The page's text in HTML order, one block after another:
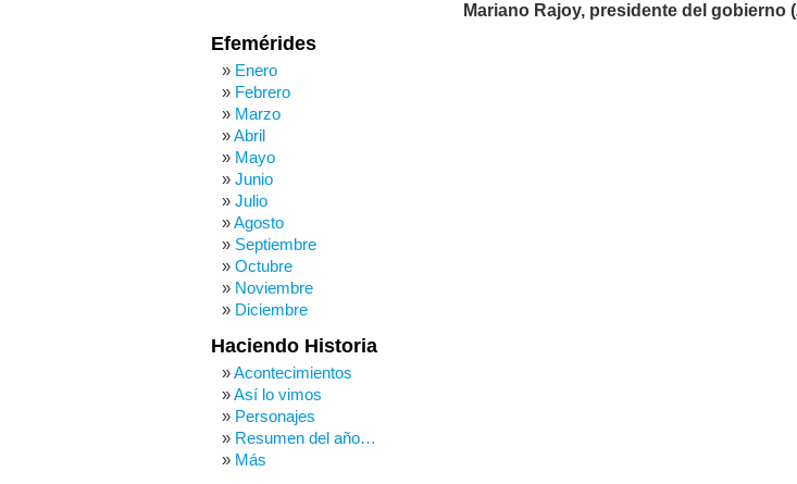
Mariano Rajoy, presidente del gobierno
Efemérides
Enero
Febrero
Marzo
Abril
Mayo
Junio
Julio
Agosto
Septiembre
Octubre
Noviembre
Diciembre
Haciendo Historia
Acontecimientos
Así lo vimos
Personajes
Resumen del año…
Más